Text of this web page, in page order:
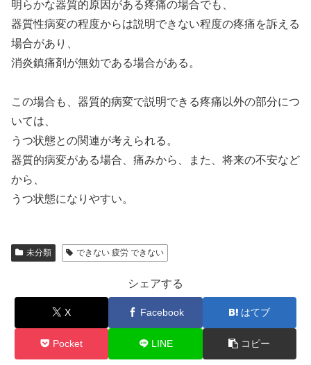
明らかな器質的原因がある疼痛の場合でも、
器質性病変の程度からは説明できない程度の疼痛を訴える
場合があり、
消炎鎮痛剤が無効である場合がある。
この場合も、器質的病変で説明できる疼痛以外の部分につ
いては、
うつ状態との関連が考えられる。
器質的病変がある場合、痛みから、また、将来の不安など
から、
うつ状態になりやすい。
未分類 できない 疲労 できない
シェアする
X Facebook はてブ
Pocket LINE コピー